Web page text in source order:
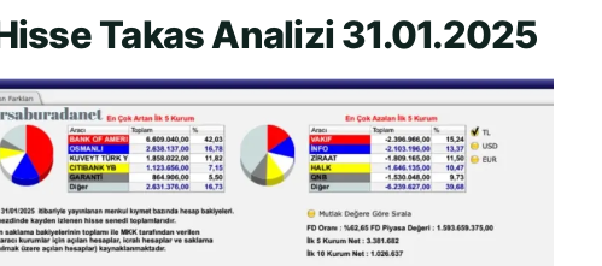
Takas Analizi 31.01.2025